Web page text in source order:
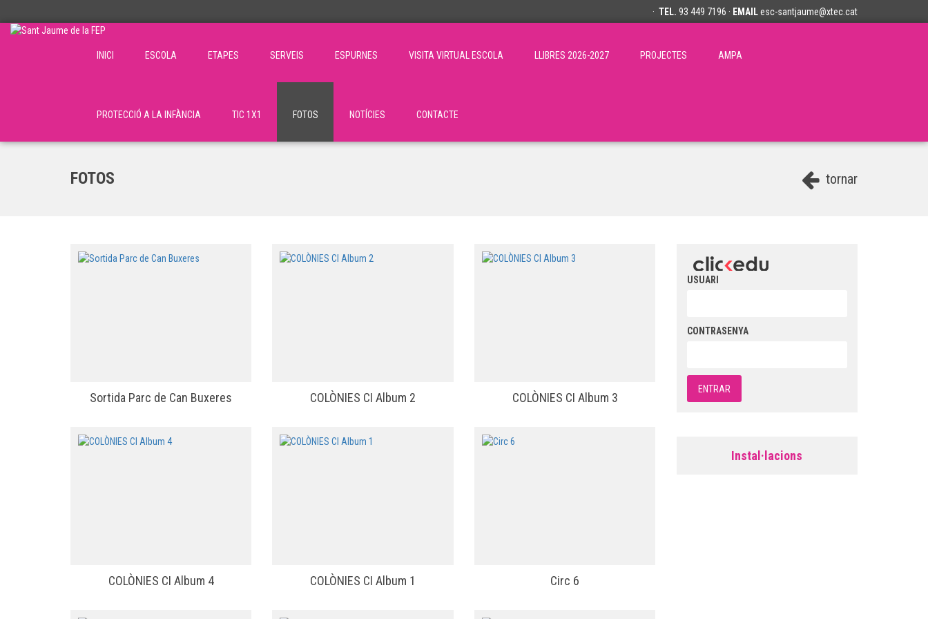
· TEL. 93 449 7196 · EMAILesc-santjaume@xtec.cat
INICI ESCOLA ETAPES SERVEIS ESPURNES VISITA VIRTUAL ESCOLA LLIBRES 2026-2027 PROJECTES AMPA
PROTECCIÓ A LA INFÀNCIA TIC 1X1 FOTOS NOTÍCIES CONTACTE
tornar
FOTOS
Sortida Parc de Can Buxeres COLÒNIES CI Album 2 COLÒNIES CI Album 3
COLÒNIES CI Album 4 COLÒNIES CI Album 1 Circ 6
USUARI
CONTRASENYA
Instal·lacions